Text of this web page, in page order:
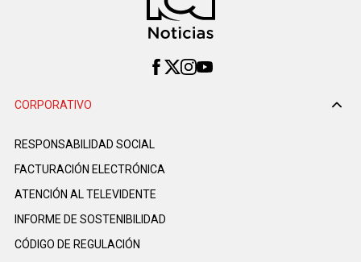
CORPORATIVO
RESPONSABILIDAD SOCIAL
FACTURACIÓN ELECTRÓNICA
ATENCIÓN AL TELEVIDENTE
INFORME DE SOSTENIBILIDAD
CÓDIGO DE REGULACIÓN